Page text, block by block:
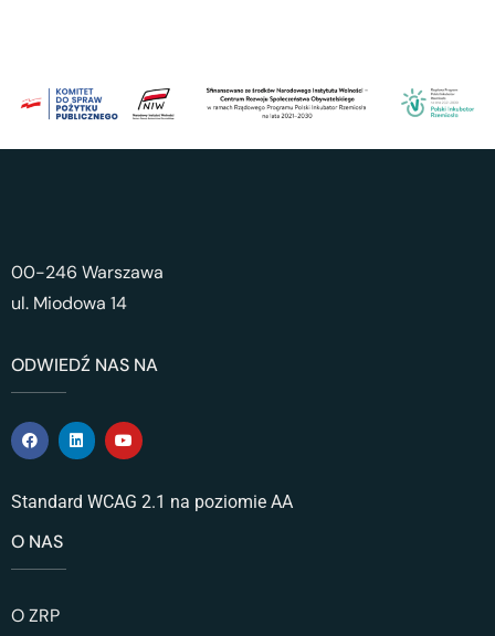
00-246 Warszawa
ul. Miodowa 14
ODWIEDŹ NAS NA
Standard WCAG 2.1 na poziomie AA
O NAS
O ZRP